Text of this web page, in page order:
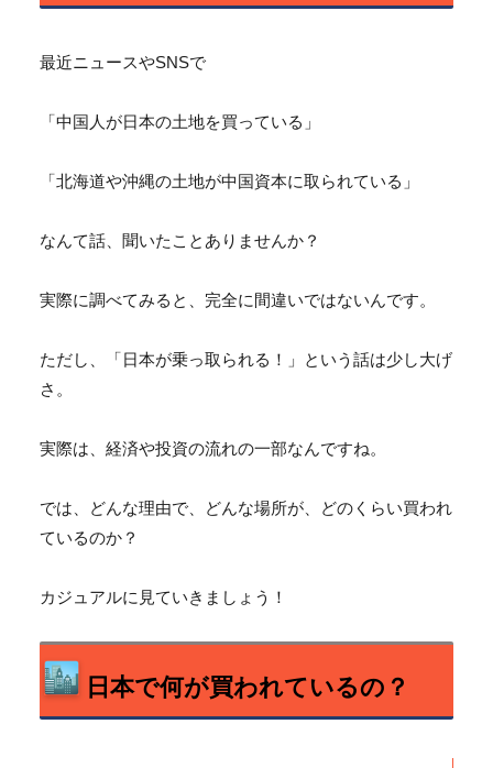
最近ニュースやSNSで
「中国人が日本の土地を買っている」
「北海道や沖縄の土地が中国資本に取られている」
なんて話、聞いたことありませんか？
実際に調べてみると、完全に間違いではないんです。
ただし、「日本が乗っ取られる！」という話は少し大げ
さ。
実際は、経済や投資の流れの一部なんですね。
では、どんな理由で、どんな場所が、
どのくらい買われ
ているのか？
カジュアルに見ていきましょう！
日本で何が買われているの？